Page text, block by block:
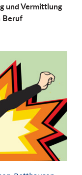
und Vermittlung
Beruf